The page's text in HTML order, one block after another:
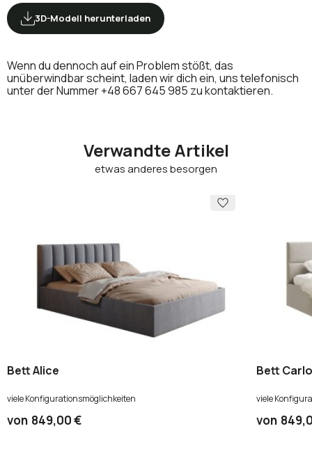
3D-Modell herunterladen
Wenn du dennoch auf ein Problem stößt, das
unüberwindbar scheint, laden wir dich ein, uns telefonisch
unter der Nummer+48 667 645 985 zu kontaktieren.
Verwandte Artikel
etwas anderes besorgen
Bett Alice
viele Konfigurationsmöglichkeiten
von 849,00 €
Bett Carlo
viele
von